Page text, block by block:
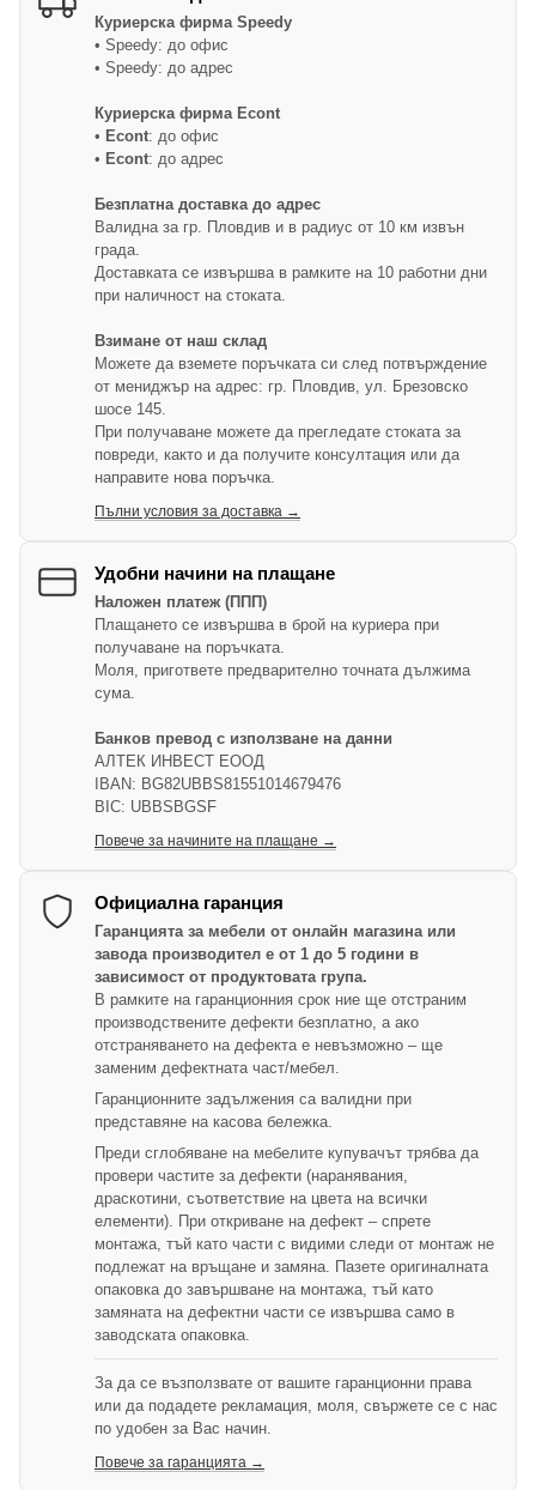
Куриерска фирма Speedy
• Speedy: до офис
• Speedy: до адрес
Куриерска фирма Econt
• Econt: до офис
• Econt: до адрес
Безплатна доставка до адрес
Валидна за гр. Пловдив и в радиус от 10 км извън
града.
Доставката се извършва в рамките на 10 работни дни
при наличност на стоката.
Взимане от наш склад
Можете да вземете поръчката си след потвърждение
от мениджър на адрес: гр. Пловдив, ул. Брезовско
шосе 145.
При получаване можете да прегледате стоката за
повреди, както и да получите консултация или да
направите нова поръчка.
Пълни условия за доставка →
Удобни начини на плащане
Наложен платеж (ППП)
Плащането се извършва в брой на куриера при
получаване на поръчката.
Моля, пригответе предварително точната дължима
сума.
Банков превод с използване на данни
АЛТЕК ИНВЕСТ ЕООД
IBAN: BG82UBBS81551014679476
BIC: UBBSBGSF
Повече за начините на плащане →
Официална гаранция
Гаранцията за мебели от онлайн магазина или
завода производител е от 1 до 5 години в
зависимост от продуктовата група.
В рамките на гаранционния срок ние ще отстраним
производствените дефекти безплатно, а ако
отстраняването на дефекта е невъзможно – ще
заменим дефектната част/мебел.
Гаранционните задължения са валидни при
представяне на касова бележка.
Преди сглобяване на мебелите купувачът трябва да
провери частите за дефекти (наранявания,
драскотини, съответствие на цвета на всички
елементи). При откриване на дефект – спрете
монтажа, тъй като части с видими следи от монтаж не
подлежат на връщане и замяна. Пазете оригиналната
опаковка до завършване на монтажа, тъй като
замяната на дефектни части се извършва само в
заводската опаковка.
За да се възползвате от вашите гаранционни права
или да подадете рекламация, моля, свържете се с нас
по удобен за Вас начин.
Повече за гаранцията →